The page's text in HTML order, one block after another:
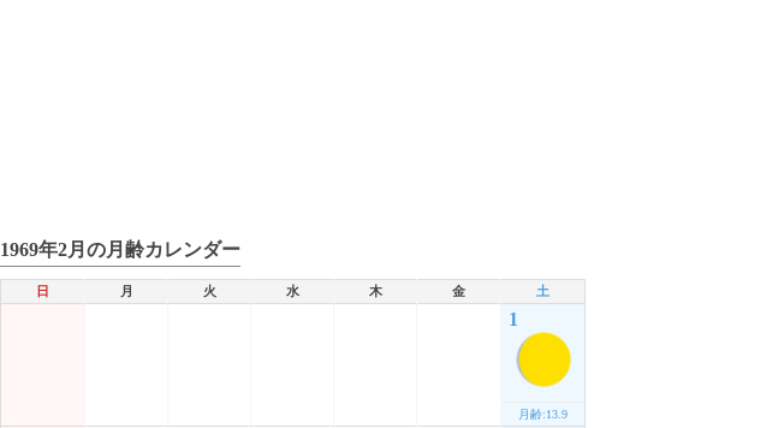
1969年2月の月齢カレンダー
日 月 火 水 木 金 土
1
月齢:13.9